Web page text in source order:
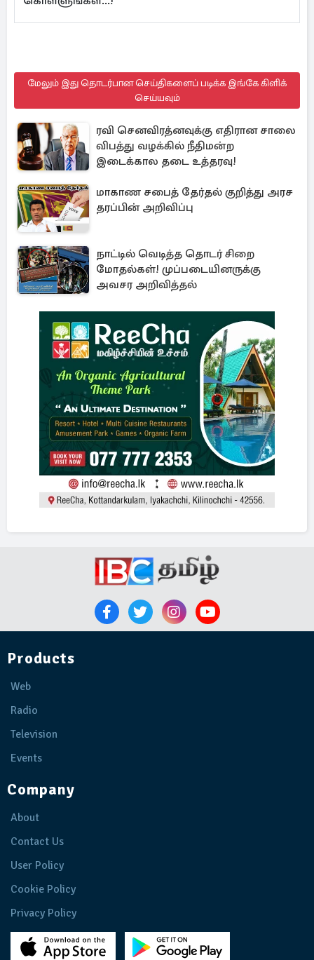
மேலும் இது தொடர்பான செய்திகளைப் படிக்க இங்கே கிளிக்
செய்யவும்
ரவி செனவிரத்னவுக்கு எதிரான சாலை
விபத்து வழக்கில் நீதிமன்ற
இடைக்கால தடை உத்தரவு!
மாகாண சபைத் தேர்தல் குறித்து அரச
தரப்பின் அறிவிப்பு
நாட்டில் வெடித்த தொடர் சிறை
மோதல்கள்! முப்படையினருக்கு
அவசர அறிவித்தல்
Products
Web
Radio
Television
Events
Company
About
Contact Us
User Policy
Cookie Policy
Privacy Policy